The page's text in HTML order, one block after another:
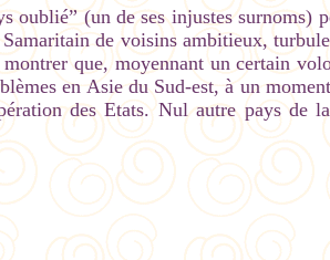
(un de ses injustes surnoms)
de voisins ambitieux,
que, moyennant un certain
en Asie du Sud-est, à un
des Etats. Nul autre pays